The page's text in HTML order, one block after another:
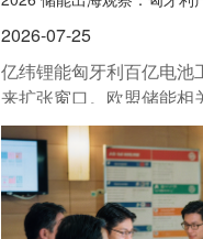
2026-07-25
亿纬锂能匈牙利百亿电池
来扩张窗口。欧盟储能相